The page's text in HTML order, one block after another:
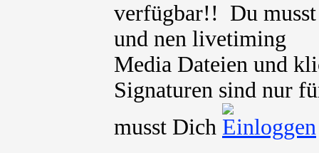
verfügbar!! Du
und nen livetiming
Media Dateien und
Signaturen sind nur
musst Dich